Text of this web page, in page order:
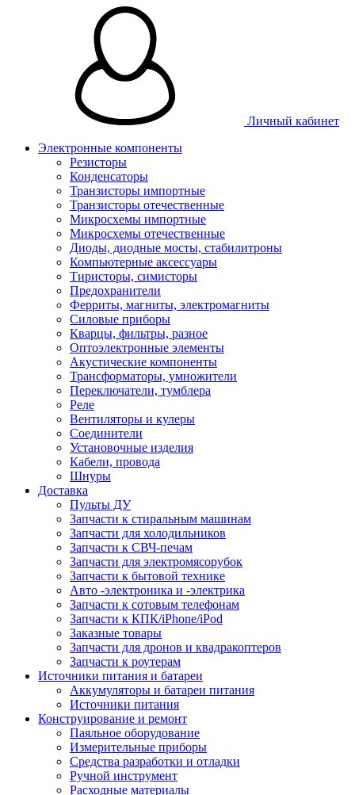
Личный кабинет
Электронные компоненты
Резисторы
Конденсаторы
Транзисторы импортные
Транзисторы отечественные
Микросхемы импортные
Микросхемы отечественные
Диоды, диодные мосты, стабилитроны
Компьютерные аксессуары
Тиристоры, симисторы
Предохранители
Ферриты, магниты, электромагниты
Силовые приборы
Кварцы, фильтры, разное
Оптоэлектронные элементы
Акустические компоненты
Трансформаторы, умножители
Переключатели, тумблера
Реле
Вентиляторы и кулеры
Соединители
Установочные изделия
Кабели, провода
Шнуры
Доставка
Пульты ДУ
Запчасти к стиральным машинам
Запчасти для холодильников
Запчасти к СВЧ-печам
Запчасти для электромясорубок
Запчасти к бытовой технике
Авто -электроника и -электрика
Запчасти к сотовым телефонам
Запчасти к КПК/iPhone/iPod
Заказные товары
Запчасти для дронов и квадракоптеров
Запчасти к роутерам
Источники питания и батареи
Аккумуляторы и батареи питания
Источники питания
Конструирование и ремонт
Паяльное оборудование
Измерительные приборы
Средства разработки и отладки
Ручной инструмент
Расходные материалы